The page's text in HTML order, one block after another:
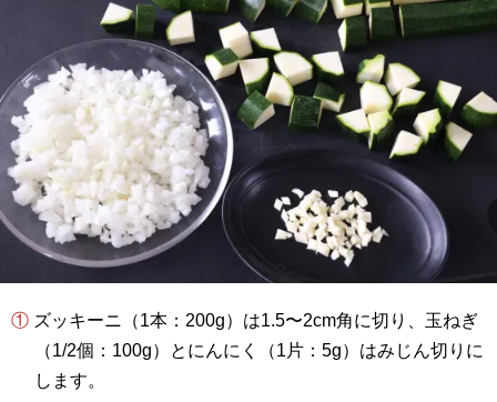
① ズッキーニ（1本：200g）は1.5〜2cm角に切り、玉ねぎ
（1/2個：100g）とにんにく（1片：5g）はみじん切りに
します。